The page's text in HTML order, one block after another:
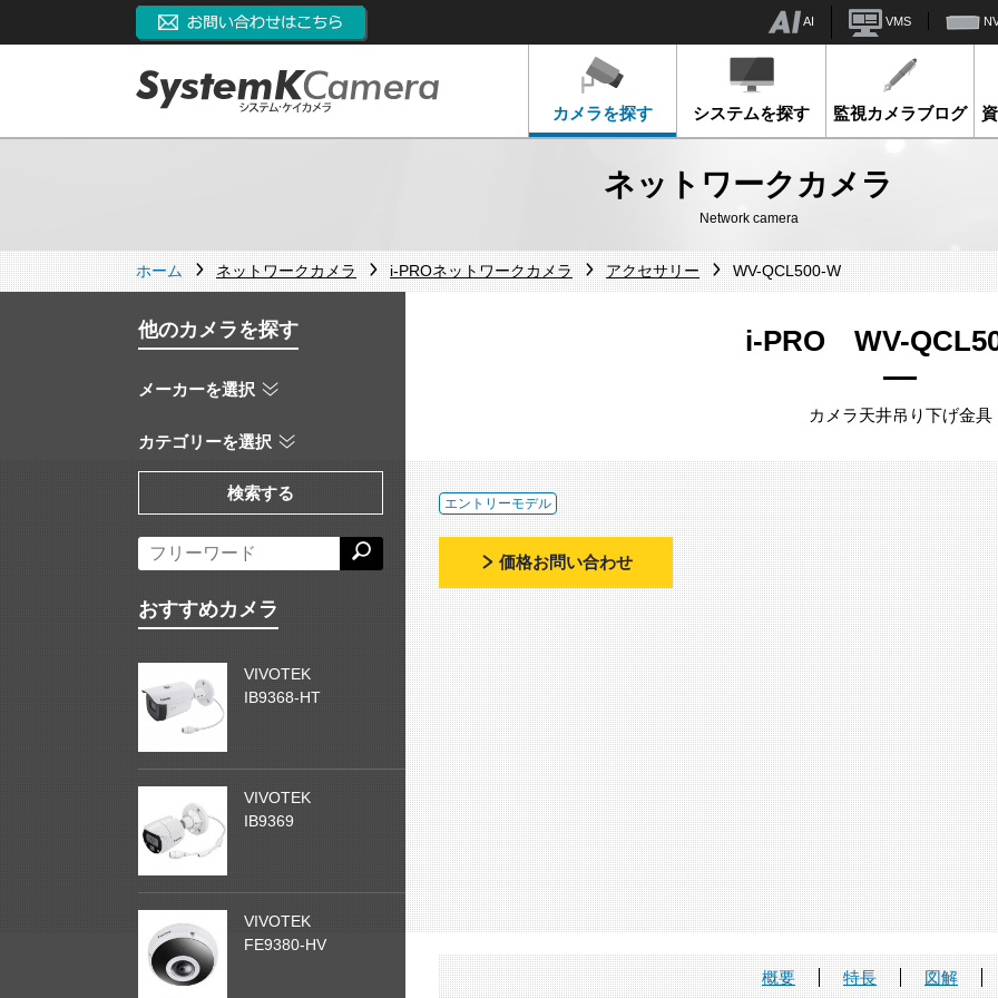
AI VMS
カメラを探す システムを探す 監視カメラブログ
ネットワークカメラ
Network camera
ホーム ネットワークカメラ i-PROネットワークカメラ アクセサリー WV-QCL500-W
i-PRO WV-
カメラ天井吊り下げ金具
エントリーモデル
価格お問い合わせ
概要 特長 図解
他のカメラを探す
メーカーを選択
カテゴリーを選択
検索する
おすすめカメラ
VIVOTEK
IB9368-HT
VIVOTEK
IB9369
VIVOTEK
FE9380-HV